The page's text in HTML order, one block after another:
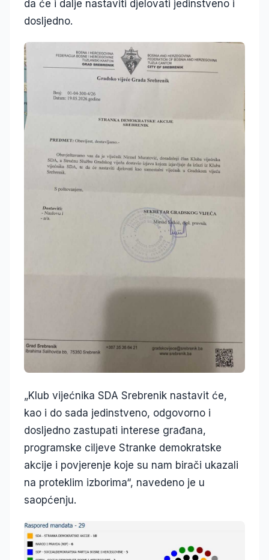
da će i dalje nastaviti djelovati jedinstveno i
dosljedno.
„Klub vijećnika SDA Srebrenik nastavit će,
kao i do sada jedinstveno, odgovorno i
dosljedno zastupati interese građana,
programske ciljeve Stranke demokratske
akcije i povjerenje koje su nam birači ukazali
na proteklim izborima“, navedeno je u
saopćenju.